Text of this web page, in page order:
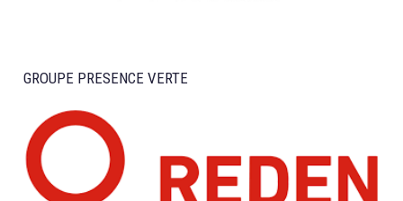
GROUPE PRESENCE VERTE